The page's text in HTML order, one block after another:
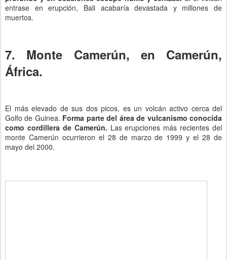
entrase en erupción, Bali acabaría devastada y millones de
muertos.
7. Monte Camerún, en Camerún,
África.
El más elevado de sus dos picos, es un volcán activo cerca del
Golfo de Guinea. Forma parte del área de vulcanismo conocida
como cordillera de Camerún. Las erupciones más recientes del
monte Camerún ocurrieron el 28 de marzo de 1999 y el 28 de
mayo del 2000.